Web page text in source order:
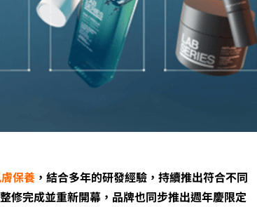
保養，結合多年的研發經驗，持續推出符合不同
修完成並重新開幕，品牌也同步推出週年慶限定